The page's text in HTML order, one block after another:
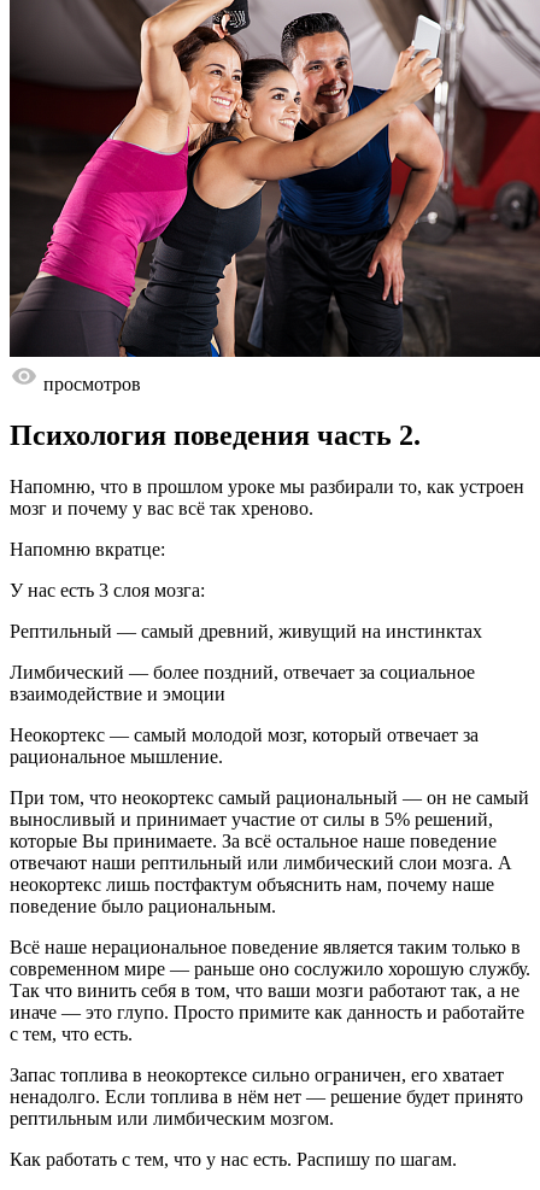
просмотров
Психология поведения часть 2.
Напомню, что в прошлом уроке мы разбирали то, как устроен
мозг и почему у вас всё так хреново.
Напомню вкратце:
У нас есть 3 слоя мозга:
Рептильный — самый древний, живущий на инстинктах
Лимбический — более поздний, отвечает за социальное
взаимодействие и эмоции
Неокортекс — самый молодой мозг, который отвечает за
рациональное мышление.
При том, что неокортекс самый рациональный — он не самый
выносливый и принимает участие от силы в 5% решений,
которые Вы принимаете. За всё остальное наше поведение
отвечают наши рептильный или лимбический слои мозга. А
неокортекс лишь постфактум объяснить нам, почему наше
поведение было рациональным.
Всё наше нерациональное поведение является таким только в
современном мире — раньше оно сослужило хорошую службу.
Так что винить себя в том, что ваши мозги работают так, а не
иначе — это глупо. Просто примите как данность и работайте
с тем, что есть.
Запас топлива в неокортексе сильно ограничен, его хватает
ненадолго. Если топлива в нём нет — решение будет принято
рептильным или лимбическим мозгом.
Как работать с тем, что у нас есть. Распишу по шагам.